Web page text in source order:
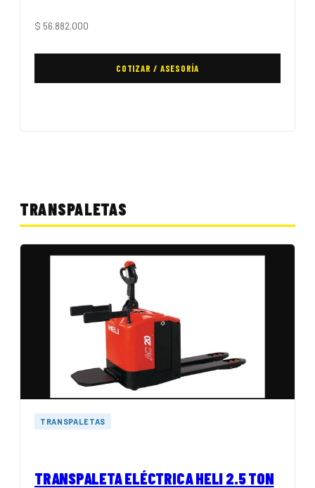
$ 56.882.000
COTIZAR / ASESORÍA
TRANSPALETAS
TRANSPALETAS
TRANSPALETA ELÉCTRICA HELI 2.5 TON